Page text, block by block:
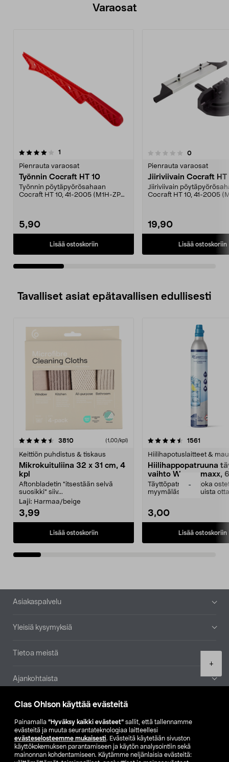
Clas Ohlson käyttää evästeitä
Painamalla ”Hyväksy kaikki evästeet” sallit, että tallennamme
evästeitä ja muuta seurantateknologiaa laitteellesi
evästeselosteemme mukaisesti. Evästeitä käytetään sivuston
käyttökokemuksen parantamiseen ja käytön analysointiin sekä
mainonnan kohdentamiseen. Käytämme neljänlaisia evästeitä:
-
+
Varaosat
1
Pienrauta varaosat
Työnnin Cocraft HT 10
Työnnin pöytäpyörösahaan
Cocraft HT 10, 41-2005 (M1H-ZP2-
5,90
Lisää ostoskoriin
0.0 viidestä
0arvostelut
Pienrauta varaosat
Jiiriviivain Cocraft HT
Jiiriviivain
Cocraft HT 10, 41-2005
19,90
Lisää ostoskoriin
5.0viidestä
Tavalliset asiat epätavallisen edullisesti
3810arvostelut (1,00/kpl)
Keittiön puhdistus & tiskaus
Mikrokuituliina 32 x 31 cm, 4
kpl
Aftonbladetin "itsestään selvä
suosikki" siiv...
Laji: Harmaa/beige
3,99
Lisää ostoskoriin
4.5viidestä
1561
Hiilihapotuslaitteet &
Hiilihappopatruuna
vaihto Wassermaxx,
Täyttöpatruuna, joka
myymälästä – muista
3,00
Lisää ostoskoriin
4.5viidestä
Alatunniste
Asiakaspalvelu
Yleisiä kysymyksiä
Tietoa meistä
Ajankohtaista
Muut yrityksemme
Etsi myymälä
SE NO FI